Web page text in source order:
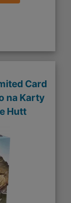
Card
na Karty
Hutt